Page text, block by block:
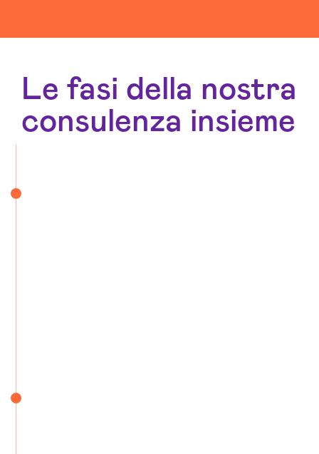
Le fasi della nostra
consulenza insieme